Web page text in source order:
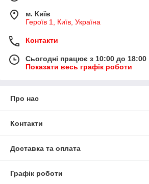
м. Київ
Героїв 1, Київ, Україна
Контакти
Сьогодні працює з 10:00 до 18:00
Показати весь графік роботи
Про нас
Контакти
Доставка та оплата
Графік роботи